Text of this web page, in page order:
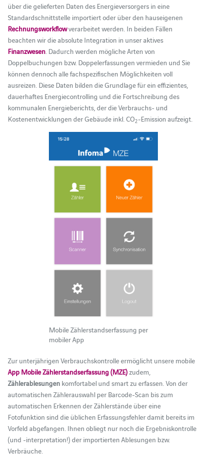
über die gelieferten Daten des Energieversorgers in eine
Standardschnittstelle importiert oder über den hauseigenen
Rechnungsworkflowverarbeitet werden. In beiden Fällen
beachten wir die absolute Integration in unser aktives
Finanzwesen. Dadurch werden mögliche Arten von
Doppelbuchungen bzw. Doppelerfassungen vermieden und Sie
können dennoch alle fachspezifischen Möglichkeiten voll
ausreizen. Diese Daten bilden die Grundlage für ein effizientes,
dauerhaftes Energiecontrolling und die Fortschreibung des
kommunalen Energieberichts, der die Verbrauchs- und
Kostenentwicklungen der Gebäude inkl. CO2-Emission aufzeigt.
Mobile Zählerstandserfassung per
mobiler App
Zur unterjährigen Verbrauchskontrolle ermöglicht unsere mobile
App Mobile Zählerstandserfassung (MZE)zudem,
Zählerablesungenkomfortabel und smart zu erfassen. Von der
automatischen Zählerauswahl per Barcode-Scan bis zum
automatischen Erkennen der Zählerstände über eine
Fotofunktion sind die üblichen Erfassungsfehler damit bereits im
Vorfeld abgefangen. Ihnen obliegt nur noch die Ergebniskontrolle
(und -interpretation!) der importierten Ablesungen bzw.
Verbräuche.